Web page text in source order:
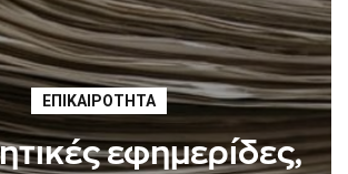
ΕΠΙΚΑΙΡΌΤΗΤΑ
εφημερίδες,